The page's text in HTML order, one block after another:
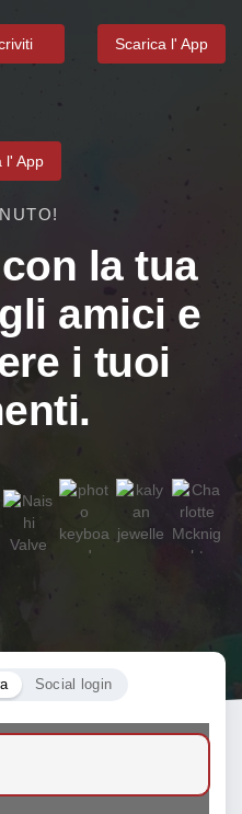
Scarica l' App
l' App
la tua
amici e
i tuoi
Social login